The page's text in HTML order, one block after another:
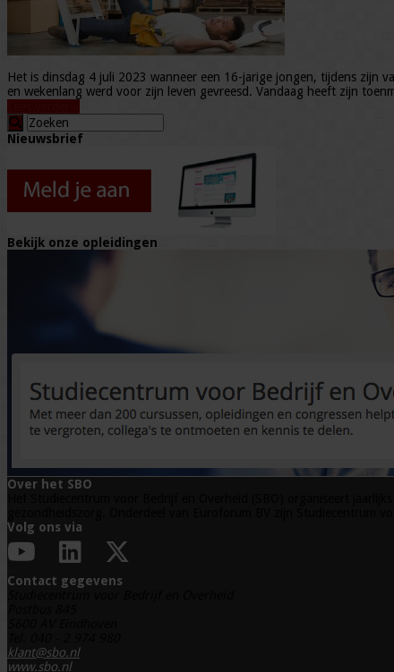
Het is dinsdag 4 juli 2023 wanneer een 16-jarige jongen, tijdens zijn
en wekenlang werd voor zijn leven gevreesd. Vandaag heeft zijn
Nieuwsbrief
Bekijk onze opleidingen
Over het SBO
Volg ons via
Contact gegevens
klant@sbo.nl
www.sbo.nl